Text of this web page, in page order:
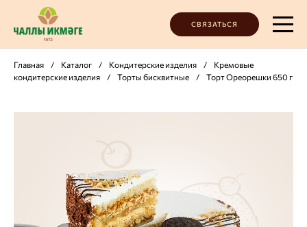
СВЯЗАТЬСЯ
Главная / Каталог / Кондитерские изделия /
Кремовые
кондитерские изделия
/ Торты бисквитные / Торт Ореорешки 650 г